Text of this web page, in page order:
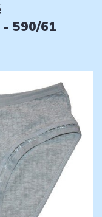
- 590/61